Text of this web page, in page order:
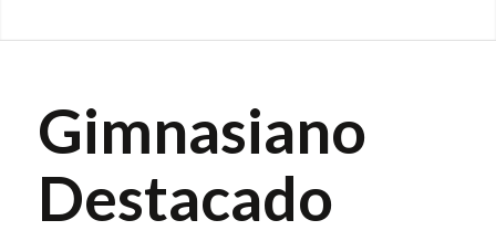
Gimnasiano
Destacado